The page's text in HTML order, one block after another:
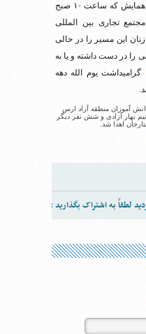
، در این همایش که ساعت ۱۰ صبح
تجاری بین المللی
این مسیر را در حالی
را در دست داشته و یا به
یوم الله دهه
آموزان منطقه آزاد ارس
بهار آزادی و شش نفر دیگر
اهدا شد.
لطفاً به اشتراک بگذارید :